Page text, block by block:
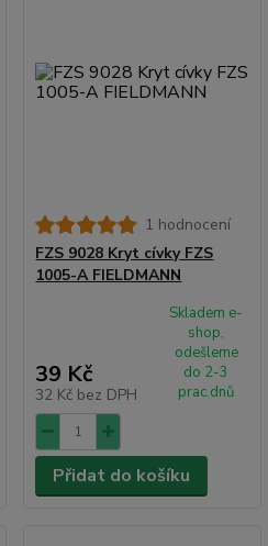
1 hodnocení
FZS 9028 Kryt cívky FZS
1005-A FIELDMANN
39 Kč
32 Kč bez DPH
Skladem e-
shop,
odešleme
do 2-3
prac.dnů
Přidat do košíku